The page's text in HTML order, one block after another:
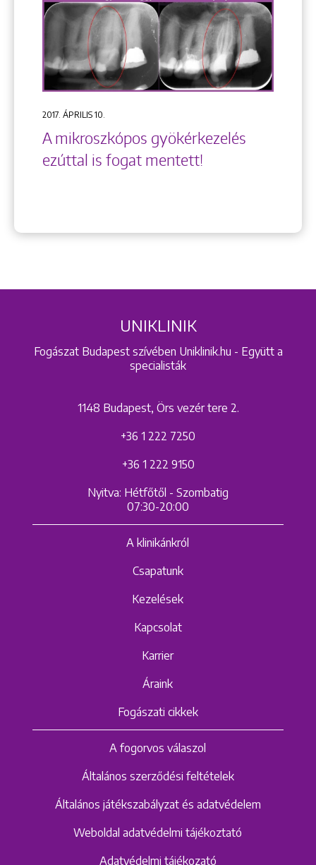
2017. ÁPRILIS 10.
A mikroszkópos gyökérkezelés
ezúttal is fogat mentett!
UNIKLINIK
Fogászat Budapest szívében Uniklinik.hu - Együtt a
specialisták
1148 Budapest, Örs vezér tere 2.
+36 1 222 7250
+36 1 222 9150
Nyitva: Hétfőtől - Szombatig
07:30-20:00
A klinikánkról
Csapatunk
Kezelések
Kapcsolat
Karrier
Áraink
Fogászati cikkek
A fogorvos válaszol
Általános szerződési feltételek
Általános játékszabályzat és adatvédelem
Weboldal adatvédelmi tájékoztató
Adatvédelmi tájékozató